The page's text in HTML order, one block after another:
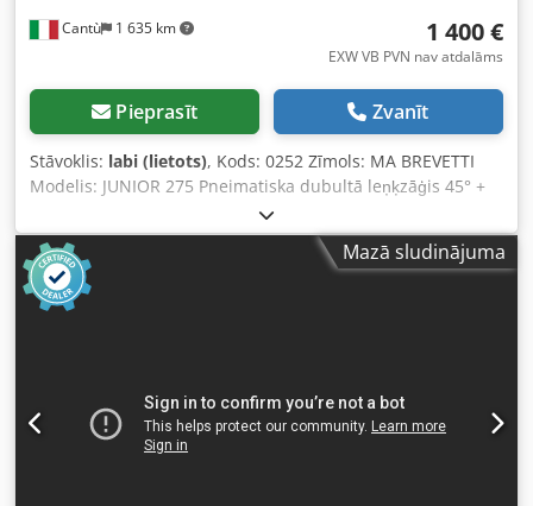
Cantù 1 635 km 1 400 €
EXW VB PVN nav atdalāms
Pieprasīt Zvanīt
Stāvoklis: labi (lietots), Kods: 0252 Zīmols: MA BREVETTI
Modelis: JUNIOR 275 Pneimatiska dubultā leņķzāģis 45° +
45° griezumiem abos galos, rāmiem un līstēm jebkuras
formas un veida Tehniskie dati: Asmens diametrs 275 mm
F30 Maksimālā griešanas jauda: platums 70 mm -
augstums 90 mm Ražošanas intensitāte apmēram 700/800
griezumi Motori: 2 gab. pa 2 Hp katrs – 2800 apgr./min.
Mazā sludinājuma